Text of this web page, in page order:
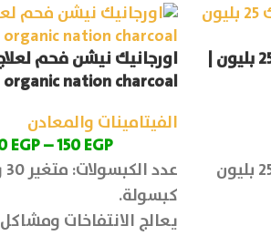
اورجانيك نيشن بروبيوتيك 25 بليون |
اورجانيك نيشن فحم
organic nation charcoal
الفيتامينات والمعادن
150EGP
–
EGP
كبسولة.
يعالج الانتفاخات